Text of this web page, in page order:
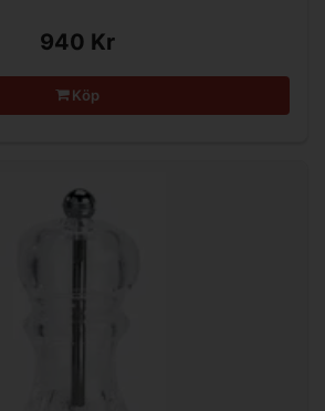
940 Kr
Köp